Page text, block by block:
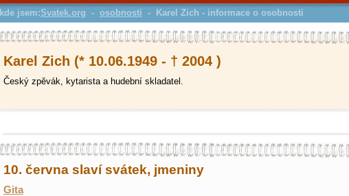
Karel Zich (* 10.06.1949 - † 2004 )
Český zpěvák, kytarista a hudební skladatel.
10. června slaví svátek, jmeniny
Gita
kde jsem:Svatek.org - osobnosti - Karel Zich - informace o osobnosti